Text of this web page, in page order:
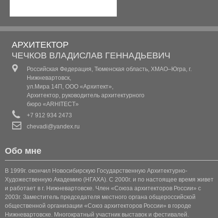
КОТТЕДЖ 3
КОТТЕДЖ 4
КОТТЕДЖ 5
КОТТЕДЖ 6
КОТТЕДЖ (КЛАССИКА 1)
КОТТЕДЖ (КЛАССИКА 2)
КОТТЕДЖ (КЛАССИКА 3)
КОТТЕДЖ 7
КОТТЕДЖ 8
АРХИТЕКТОР
ЧЕЧКОВ ВЛАДИСЛАВ ГЕННАДЬЕВИЧ
Российская Федерация, Тюменская область, ХМАО–Югра, г.
Нижневартовск,
ул.Мира 14П, ООО «Архитект»,
Архитектор, руководитель архитектурного
бюро «ARHITECT»
+7 912 934 2473
chevadi@yandex.ru
Обо мне
В 1999г. окончил Новосибирскую Государственную Архитектурно-
Художественную Академию (НГАХА). С 2000г. и по настоящее время живет
и работает в г. Нижневартовске. Член «Союза архитекторов России» с
2003г. Заместитель председателя местного органа общероссийской
общественной организации «Союз архитекторов России» в городе
Нижневартовске. Многократный участник выставок и фестивалей.